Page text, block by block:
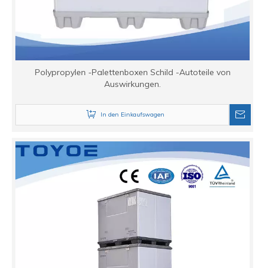
Polypropylen -Palettenboxen Schild -Autoteile von
Auswirkungen.
In den Einkaufswagen